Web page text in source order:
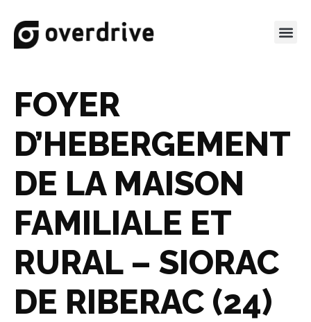
FOYER
D’HEBERGEMENT
DE LA MAISON
FAMILIALE ET
RURAL – SIORAC
DE RIBERAC (24)